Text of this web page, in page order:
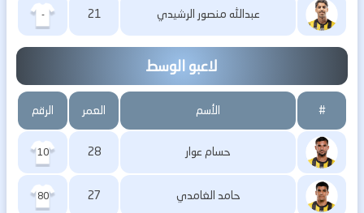
عبدالله منصور الرشيدي 21
-
لاعبو الوسط
# الأسم العمر الرقم
حسام عوار 28
10
حامد الغامدي 27
80